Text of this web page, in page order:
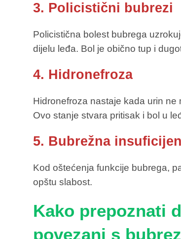
3. Policistični bubrezi
Policistična bolest bubrega
dijelu leđa. Bol je obično tup i
4. Hidronefroza
Hidronefroza nastaje kada urin
Ovo stanje stvara pritisak i bol u
5. Bubrežna
Kod oštećenja funkcije bubrega,
opštu slabost.
Kako prepoznati
povezani s